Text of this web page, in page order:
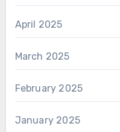
April 2025
March 2025
February 2025
January 2025